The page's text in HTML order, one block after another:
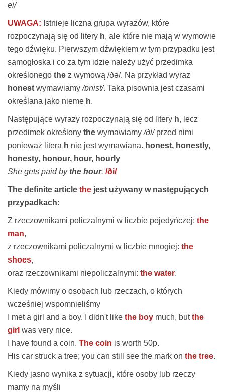
ei/
UWAGA: Istnieje liczna grupa wyrazów, które
rozpoczynają się od litery h, ale które nie mają w wymowie
tego dźwięku. Pierwszym dźwiękiem w tym przypadku jest
samogłoska i co za tym idzie należy użyć przedimka
określonego the z wymową /ðə/. Na przykład wyraz
honest wymawiamy/ɒnist/. Taka pisownia jest czasami
określana jako nieme h.
Następujące wyrazy rozpoczynają się od litery h, lecz
przedimek określony the wymawiamy/ði/przed nimi
ponieważ litera h nie jest wymawiana. honest, honestly,
honesty, honour, hour, hourly
She gets paid bythe hour. /ði/
The definite article the jest używany w następujących
przypadkach:
Z rzeczownikami policzalnymi w liczbie pojedyńczej: the
man,
z rzeczownikami policzalnymi w liczbie mnogiej: the
shoes,
oraz rzeczownikami niepoliczalnymi: the water.
Kiedy mówimy o osobach lub rzeczach, o których
wcześniej wspomnieliśmy
I meta girl and a boy. I didn't like the boy much, butthe
girl was very nice.
I have found a coin. The coin is worth 50p.
His car struck a tree; you can still see the mark on the tree.
Kiedy jasno wynika z sytuacji, które osoby lub rzeczy
mamy na myśli